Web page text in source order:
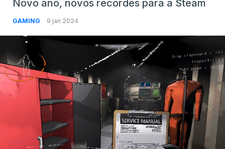
Novo ano, novos recordes para a Steam
GAMING 9 jan 2024